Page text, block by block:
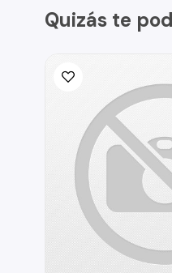
Quizás te